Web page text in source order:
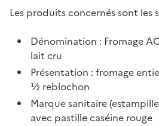
Les produits concernés sont les
Dénomination : Fromage
lait cru
Présentation : fromage
½ reblochon
Marque sanitaire
avec pastille caséine rouge